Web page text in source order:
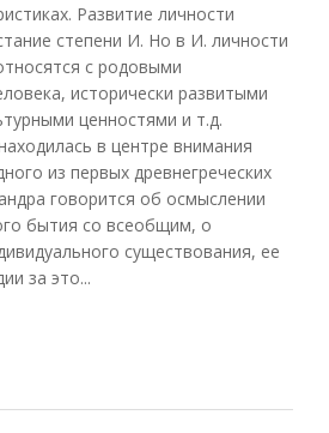
Развитие личности
степени И. Но в И. личности
с родовыми
исторически развитыми
ценностями и т.д.
в центре внимания
из первых древнегреческих
говорится об осмыслении
бытия со всеобщим, о
существования, ее
за это...